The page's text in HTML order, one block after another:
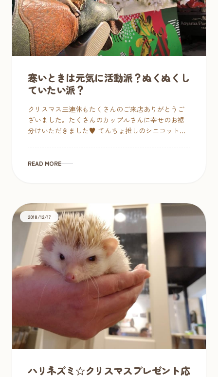
寒いときは元気に活動派？ぬくぬくし
ていたい派？
クリスマス三連休もたくさんのご来店ありがとうご
ざいました。たくさんのカップルさんに幸せのお裾
分けいただきました♥ てんちょ推しのシニコットち
READ MORE
2018/12/17
ハリネズミ☆クリスマスプレゼント応